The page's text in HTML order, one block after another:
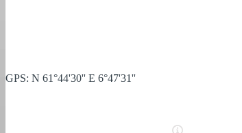
GPS: N 61°44'30'' E 6°47'31''